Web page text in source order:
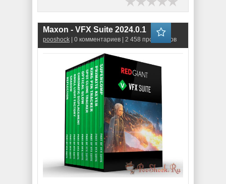
Maxon - VFX Suite 2024.0.1
pooshock | 0 комментариев | 2 458 просмотров